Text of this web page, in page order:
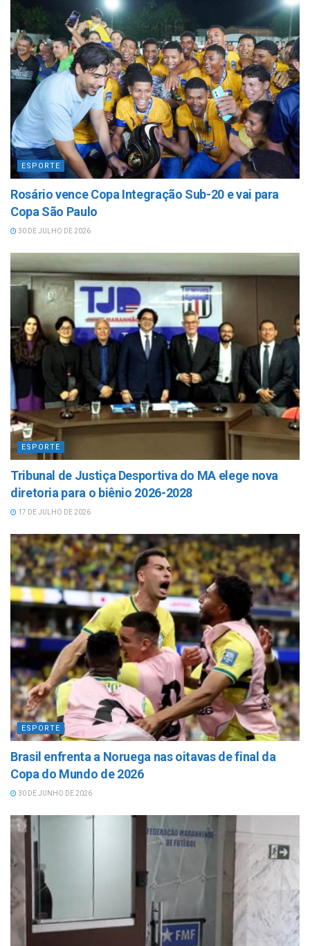
ESPORTE
Rosário vence Copa Integração Sub-20 e vai para
Copa São Paulo
30 DE JULHO DE 2026
ESPORTE
Tribunal de Justiça Desportiva do MA elege nova
diretoria para o biênio 2026-2028
17 DE JULHO DE 2026
ESPORTE
Brasil enfrenta a Noruega nas oitavas de final da
Copa do Mundo de 2026
30 DE JUNHO DE 2026